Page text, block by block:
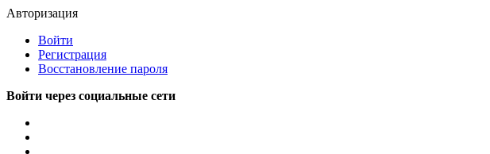
Авторизация
Войти
Регистрация
Восстановление пароля
Войти через социальные сети